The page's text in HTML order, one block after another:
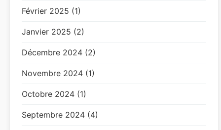
Février 2025 (1)
Janvier 2025 (2)
Décembre 2024 (2)
Novembre 2024 (1)
Octobre 2024 (1)
Septembre 2024 (4)